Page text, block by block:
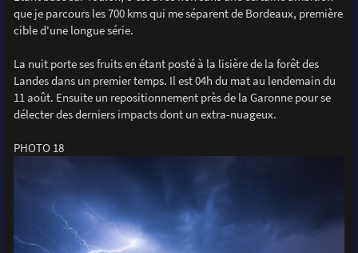
que je parcours les 700 kms qui me séparent de Bordeaux, première
cible d'une longue série.
La nuit porte ses fruits en étant posté à la lisière de la forêt des
Landes dans un premier temps. Il est 04h du mat au lendemain du
11 août. Ensuite un repositionnement près de la Garonne pour se
délecter des derniers impacts dont un extra-nuageux.
PHOTO 18